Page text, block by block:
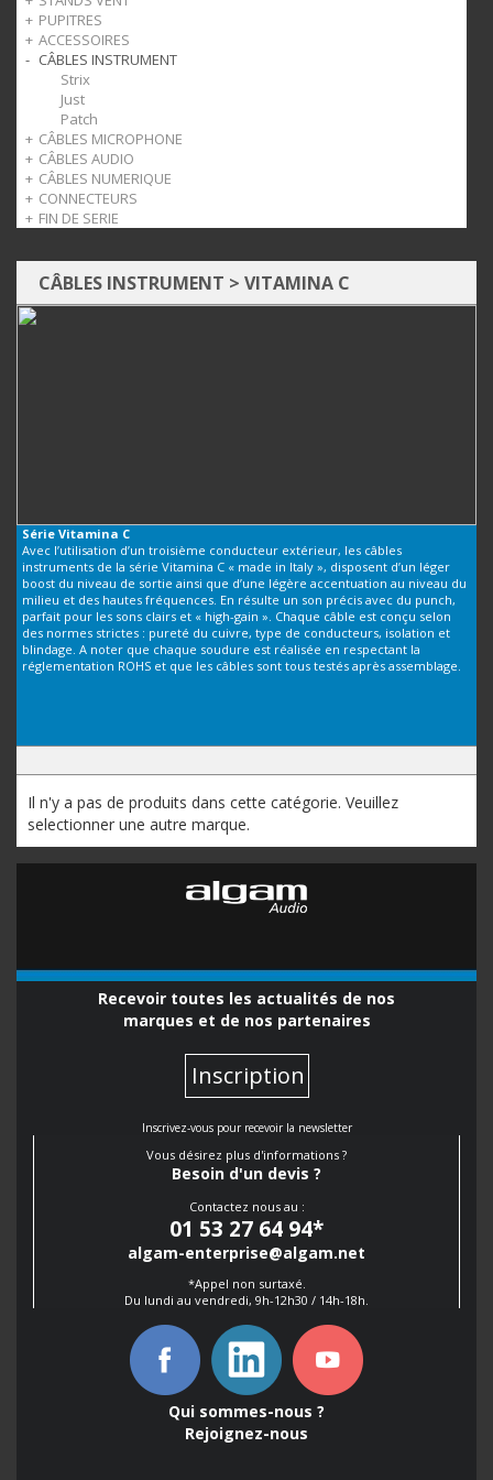
Accessoires
Mobilier
Bois
Cuivre
PUPITRES
Léger
Orchestre
Accessoires
ACCESSOIRES
Casque
Pédales
Slatwall
CÂBLES INSTRUMENT
Strix
Just
Patch
CÂBLES MICROPHONE
Strix
Roksolid
Just
CÂBLES AUDIO
Strix
Roksolid
Just
CÂBLES NUMERIQUE
Strix
CONNECTEURS
Jack
FIN DE SERIE
Audio
CÂBLES INSTRUMENT > VITAMINA C
Série Vitamina C
Avec l’utilisation d’un troisième conducteur extérieur, les câbles
instruments de la série Vitamina C « made in Italy », disposent d’un léger
boost du niveau de sortie ainsi que d’une légère accentuation au niveau du
milieu et des hautes fréquences. En résulte un son précis avec du punch,
parfait pour les sons clairs et « high-gain ». Chaque câble est conçu selon
des normes strictes : pureté du cuivre, type de conducteurs, isolation et
blindage. A noter que chaque soudure est réalisée en respectant la
réglementation ROHS et que les câbles sont tous testés après assemblage.
Il n'y a pas de produits dans cette catégorie. Veuillez
selectionner une autre marque.
Recevoir toutes les actualités de nos
marques et de nos partenaires
Inscription
Inscrivez-vous pour recevoir la newsletter
Vous désirez plus d'informations ?
Besoin d'un devis ?
Contactez nous au :
01 53 27 64 94*
algam-enterprise@algam.net
*Appel non surtaxé.
Du lundi au vendredi, 9h-12h30 / 14h-18h.
Qui sommes-nous ?
Rejoignez-nous